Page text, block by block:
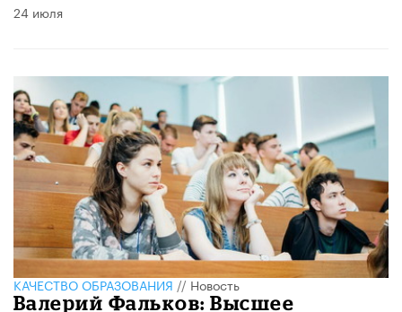
24 июля
КАЧЕСТВО ОБРАЗОВАНИЯ//Новость
Валерий Фальков: Высшее